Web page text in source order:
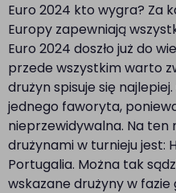
Euro 2024 kto wygra? Za
Europy zapewniają
Euro 2024 doszło już do
przede wszystkim warto
drużyn spisuje się
jednego faworyta,
nieprzewidywalna. Na
drużynami w turnieju jest:
Portugalia. Można tak
wskazane drużyny w